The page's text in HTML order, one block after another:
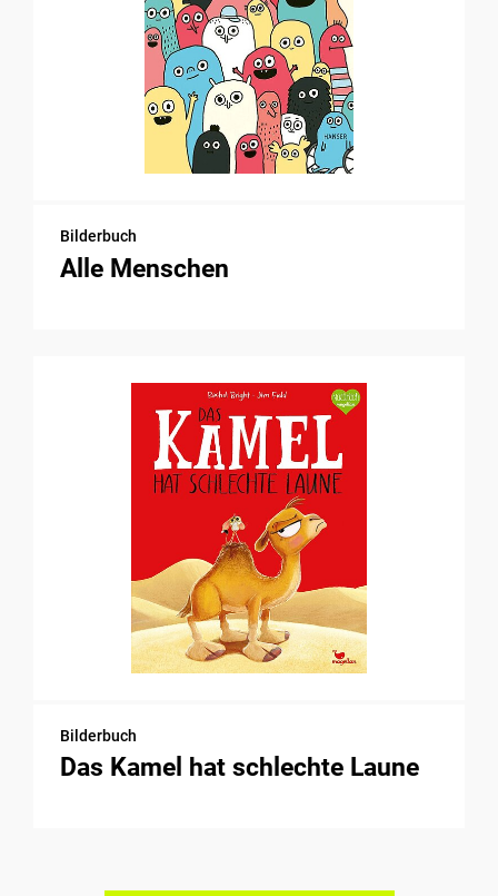
Bilderbuch
Alle Menschen
Bilderbuch
Das Kamel hat schlechte Laune